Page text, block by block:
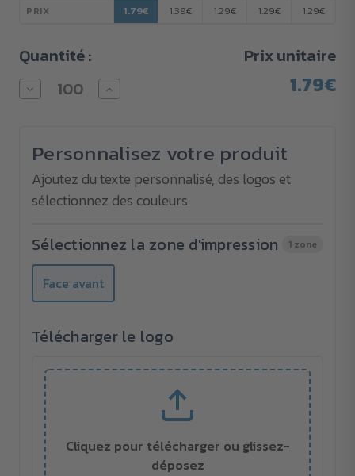
PRIX
1.79€
1.39€
1.29€
1.29€
1.29€
Quantité :
Diminuer
la
dans
sa
balle
imprimé
Augmenter
la
dans
sa
balle
-
imprimé
Prix unitaire
1.79€
Personnalisez votre produit
Ajoutez du texte personnalisé, des logos et
sélectionnez des couleurs
Sélectionnez la zone d'impression 1 zone
Face avant
Télécharger le logo
Cliquez pour télécharger ou glissez-
déposez